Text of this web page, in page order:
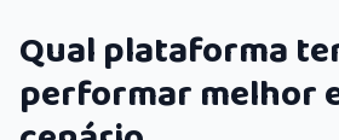
Qual plataforma
performar melhor